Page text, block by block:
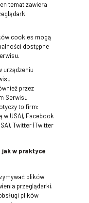
temat zawiera
cookies mogą
dostępne
urządzeniu
przez
Serwisu
to firm:
w USA), Facebook
Twitter (Twitter
jak w praktyce
plików
przeglądarki.
plików